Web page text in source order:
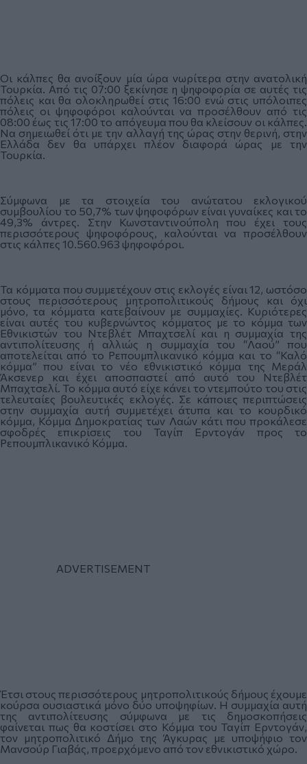
Οι κάλπες θα ανοίξουν μία ώρα νωρίτερα στην ανατολική
Τουρκία. Από τις 07:00 ξεκίνησε η ψηφοφορία σε αυτές τις
πόλεις και θα ολοκληρωθεί στις 16:00 ενώ στις υπόλοιπες
πόλεις οι ψηφοφόροι καλούνται να προσέλθουν από τις
08:00 έως τις 17:00 το απόγευμα που θα κλείσουν οι κάλπες.
Να σημειωθεί ότι με την αλλαγή της ώρας στην θερινή, στην
Ελλάδα δεν θα υπάρχει πλέον διαφορά ώρας με την
Τουρκία.
Σύμφωνα με τα στοιχεία του ανώτατου εκλογικού
συμβουλίου το 50,7% των ψηφοφόρων είναι γυναίκες και το
49,3% άντρες. Στην Κωνσταντινούπολη που έχει τους
περισσότερους ψηφοφόρους, καλούνται να προσέλθουν
στις κάλπες 10.560.963 ψηφοφόροι.
Τα κόμματα που συμμετέχουν στις εκλογές είναι 12, ωστόσο
στους περισσότερους μητροπολιτικούς δήμους και όχι
μόνο, τα κόμματα κατεβαίνουν με συμμαχίες. Κυριότερες
είναι αυτές του κυβερνώντος κόμματος με το κόμμα των
Εθνικιστών του Ντεβλέτ Μπαχτσελί και η συμμαχία της
αντιπολίτευσης ή αλλιώς η συμμαχία του “Λαού” που
αποτελείται από το Ρεπουμπλικανικό κόμμα και το “Καλό
κόμμα” που είναι το νέο εθνικιστικό κόμμα της Μεράλ
Άκσενερ και έχει αποσπαστεί από αυτό του Ντεβλέτ
Μπαχτσελί. Το κόμμα αυτό είχε κάνει το ντεμπούτο του στις
τελευταίες βουλευτικές εκλογές. Σε κάποιες περιπτώσεις
στην συμμαχία αυτή συμμετέχει άτυπα και το κουρδικό
κόμμα, Κόμμα Δημοκρατίας των Λαών κάτι που προκάλεσε
σφοδρές επικρίσεις του Ταγίπ Ερντογάν προς το
Ρεπουμπλικανικό Κόμμα.
Έτσι στους περισσότερους μητροπολιτικούς δήμους έχουμε
κούρσα ουσιαστικά μόνο δύο υποψηφίων. Η συμμαχία αυτή
της αντιπολίτευσης σύμφωνα με τις δημοσκοπήσεις
φαίνεται πως θα κοστίσει στο Κόμμα του Ταγίπ Ερντογάν,
τον μητροπολιτικό Δήμο της Άγκυρας με υποψήφιο τον
Μανσούρ Γιαβάς, προερχόμενο από τον εθνικιστικό χώρο.